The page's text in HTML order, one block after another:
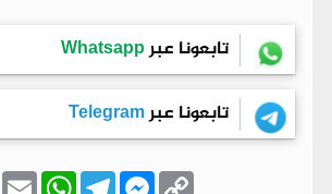
تابعونا عبرWhatsapp
تابعونا عبرTelegram
E W T M C